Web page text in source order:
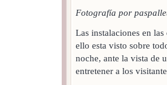
Fotografía por
Las instalaciones en
ello esta visto sobre
noche, ante la vista de
entretener a los